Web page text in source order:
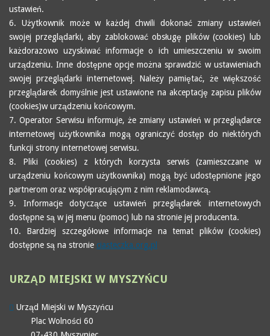
ustawień.
6. Użytkownik może w każdej chwili dokonać zmiany ustawień
swojej przeglądarki, aby zablokować obsługę plików (cookies) lub
każdorazowo uzyskiwać informacje o ich umieszczeniu w swoim
urządzeniu. Inne dostępne opcje można sprawdzić w ustawieniach
swojej przeglądarki internetowej. Należy pamiętać, że większość
przeglądarek domyślnie jest ustawione na akceptację zapisu plików
(cookies)w urządzeniu końcowym.
7. Operator Serwisu informuje, że zmiany ustawień w przeglądarce
internetowej użytkownika mogą ograniczyć dostęp do niektórych
funkcji strony internetowej serwisu.
8. Pliki (cookies) z których korzysta serwis (zamieszczane w
urządzeniu końcowym użytkownika) mogą być udostępnione jego
partnerom oraz współpracującym z nim reklamodawcą.
9. Informacje dotyczące ustawień przeglądarek internetowych
dostępne są w jej menu (pomoc) lub na stronie jej producenta.
10. Bardziej szczegółowe informacje na temat plików (cookies)
dostępne są na stronie ciasteczka.org.pl
URZĄD MIEJSKI W MYSZYŃCU
Urząd Miejski w Myszyńcu
Plac Wolności 60